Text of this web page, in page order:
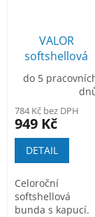
VALOR
softshellová
bunda s kapucí
do 5
784 Kč bez DPH
949 Kč
DETAIL
Celoroční
softshellová
bunda s kapucí.